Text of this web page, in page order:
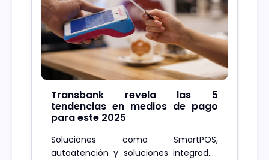
Transbank revela las 5
tendencias en medios de pago
para este 2025
Soluciones como SmartPOS,
autoatención y soluciones integradas